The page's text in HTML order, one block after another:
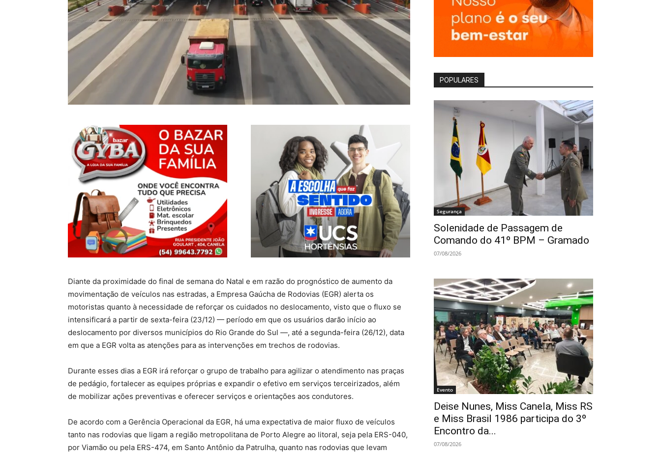
Diante da proximidade do final de semana do Natal e em razão do prognóstico de aumento da
movimentação de veículos nas estradas, a Empresa Gaúcha de Rodovias (EGR) alerta os
motoristas quanto à necessidade de reforçar os cuidados no deslocamento, visto que o fluxo se
intensificará a partir de sexta-feira (23/12) — período em que os usuários darão início ao
deslocamento por diversos municípios do Rio Grande do Sul —, até a segunda-feira (26/12), data
em que a EGR volta as atenções para as intervenções em trechos de rodovias.
Durante esses dias a EGR irá reforçar o grupo de trabalho para agilizar o atendimento nas praças
de pedágio, fortalecer as equipes próprias e expandir o efetivo em serviços terceirizados, além
de mobilizar ações preventivas e oferecer serviços e orientações aos condutores.
De acordo com a Gerência Operacional da EGR, há uma expectativa de maior fluxo de veículos
tanto nas rodovias que ligam a região metropolitana de Porto Alegre ao litoral, seja pela ERS-040,
por Viamão ou pela ERS-474, em Santo Antônio da Patrulha, quanto nas rodovias que levam
POPULARES
Segurança
Solenidade de Passagem de
Comando do 41º BPM – Gramado
07/08/2026
Evento
Deise Nunes, Miss Canela, Miss RS
e Miss Brasil 1986 participa do 3º
Encontro da...
07/08/2026